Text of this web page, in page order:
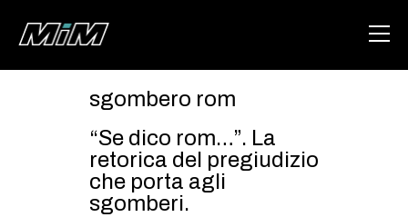
ABOUT
AREA
sgombero rom
“Se dico rom…”. La
retorica del pregiudizio
che porta agli
sgomberi.